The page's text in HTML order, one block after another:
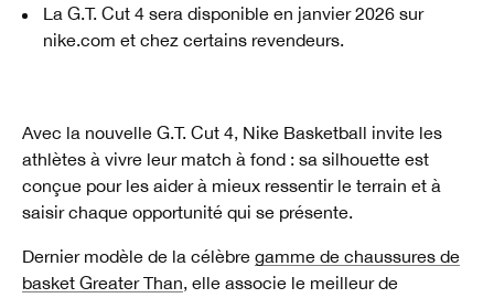
La G.T. Cut 4 sera disponible en janvier 2026 sur
nike.com et chez certains revendeurs.
Avec la nouvelle G.T. Cut 4, Nike Basketball invite les
athlètes à vivre leur match à fond : sa silhouette est
conçue pour les aider à mieux ressentir le terrain et à
saisir chaque opportunité qui se présente.
Dernier modèle de la célèbre gamme de chaussures de
basket Greater Than, elle associe le meilleur de